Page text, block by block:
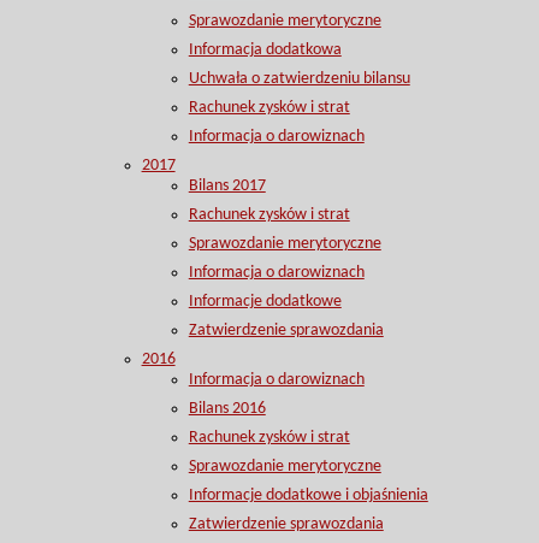
Sprawozdanie merytoryczne
Informacja dodatkowa
Uchwała o zatwierdzeniu bilansu
Rachunek zysków i strat
Informacja o darowiznach
2017
Bilans 2017
Rachunek zysków i strat
Sprawozdanie merytoryczne
Informacja o darowiznach
Informacje dodatkowe
Zatwierdzenie sprawozdania
2016
Informacja o darowiznach
Bilans 2016
Rachunek zysków i strat
Sprawozdanie merytoryczne
Informacje dodatkowe i objaśnienia
Zatwierdzenie sprawozdania